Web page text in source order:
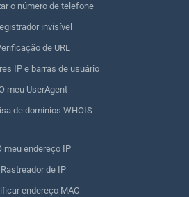
o número de telefone
invisível
de URL
IP e barras de usuário
meu UserAgent
de domínios WHOIS
meu endereço IP
Rastreador de IP
endereço MAC